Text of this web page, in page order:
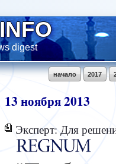
digest
2017
начало
13ноября2013
Эксперт: Для решения